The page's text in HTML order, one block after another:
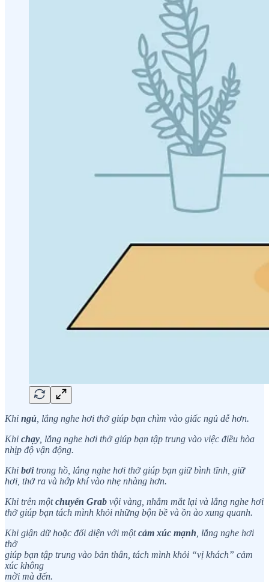
Khi ngủ , lắng nghe hơi thở giúp bạn chìm vào giấc ngủ dễ hơn.
Khi chạy , lắng nghe hơi thở giúp bạn tập trung vào việc điều hòa
nhịp độ vận động.
Khi bơitrong hồ, lắng nghe hơi thở giúp bạn giữ bình tĩnh, giữ
hơi, thở ra và hớp khí vào nhẹ nhàng hơn.
Khi trên mộtchuyến Grab vội vàng, nhắm mắt lại và lắng nghe hơi
thở giúp bạn tách mình khỏi những bộn bề và ồn ào xung quanh.
Khi giận dữ hoặc đối diện với mộtcảm xúc mạnh , lắng nghe hơi
thở
giúp bạn tập trung vào bản thân, tách mình khỏi “vị khách” cảm
xúc không
mời mà đến.